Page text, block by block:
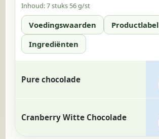
Inhoud:7 stuks 56 g/st
Voedingswaarden
Productlabel
Ingrediënten
Pure chocolade
Cranberry Witte Chocolade